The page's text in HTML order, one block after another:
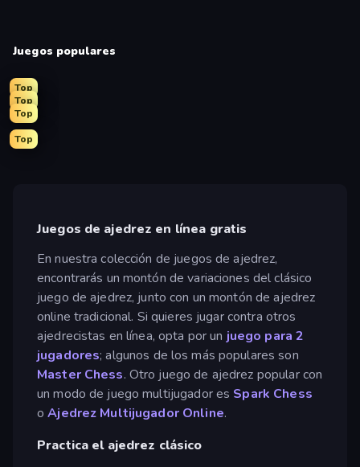
Juegos populares
Top
Top
Top
Top
Juegos de ajedrez en línea gratis
En nuestra colección de juegos de ajedrez,
encontrarás un montón de variaciones del clásico
juego de ajedrez, junto con un montón de ajedrez
online tradicional. Si quieres jugar contra otros
ajedrecistas en línea, opta por un juego para 2
jugadores; algunos de los más populares son
Master Chess. Otro juego de ajedrez popular con
un modo de juego multijugador es Spark Chess
oAjedrez Multijugador Online.
Practica el ajedrez clásico